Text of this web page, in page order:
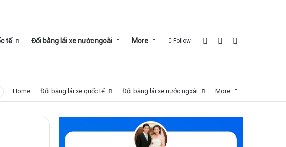
tế Đổi bằng lái xe nước ngoài More Follow Log In Sidebar
Home Đổi bằng lái xe quốc tế Đổi bằng lái xe nước ngoài More